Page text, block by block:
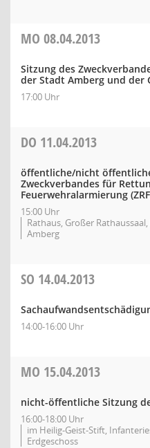
MO 08.04.2013
Sitzung des
der Stadt Amberg und der
17:00 Uhr
DO 11.04.2013
öffentliche/nicht
Zweckverbandes für
Feuerwehralarmierung
15:00 Uhr
Rathaus, Großer
Amberg
SO 14.04.2013
14:00-16:00 Uhr
MO 15.04.2013
nicht-öffentliche Sitzung
16:00-18:00 Uhr
im Heilig-Geist-Stift,
Erdgeschoss